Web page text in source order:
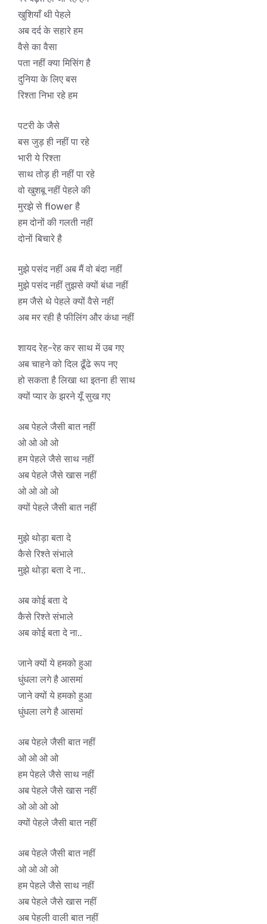
खुशियाँ थी पेहले
अब दर्द के सहारे हम
वैसे का वैसा
पता नहीं क्या मिसिंग है
दुनिया के लिए बस
रिश्ता निभा रहे हम
पटरी के जैसे
बस जुड़ ही नहीं पा रहे
भारी ये रिश्ता
साथ तोड़ ही नहीं पा रहे
वो खुशबू नहीं पेहले की
मुरझे से flower है
हम दोनों की गलती नहीं
दोनों बिचारे है
मुझे पसंद नहीं अब मैं वो बंदा नहीं
मुझे पसंद नहीं तुझसे क्यों बंधा नहीं
हम जैसे थे पेहले क्यों वैसे नहीं
अब मर रही है फीलिंग और कंधा नहीं
शायद रेह-रेह कर साथ में उब गए
अब चाहने को दिल ढूँढे रूप नए
हो सकता है लिखा था इतना ही साथ
क्यों प्यार के झरने यूँ सुख गए
अब पेहले जैसी बात नहीं
ओ ओ ओ ओ
हम पेहले जैसे साथ नहीं
अब पेहले जैसे खास नहीं
ओ ओ ओ ओ
क्यों पेहले जैसी बात नहीं
मुझे थोड़ा बता दे
कैसे रिश्ते संभाले
मुझे थोड़ा बता दे ना..
अब कोई बता दे
कैसे रिश्ते संभाले
अब कोई बता दे ना..
जाने क्यों ये हमको हुआ
धुंधला लगे है आसमां
जाने क्यों ये हमको हुआ
धुंधला लगे है आसमां
अब पेहले जैसी बात नहीं
ओ ओ ओ ओ
हम पेहले जैसे साथ नहीं
अब पेहले जैसे खास नहीं
ओ ओ ओ ओ
क्यों पेहले जैसी बात नहीं
अब पेहले जैसी बात नहीं
ओ ओ ओ ओ
हम पेहले जैसे साथ नहीं
अब पेहले जैसे खास नहीं
अब पेहली वाली बात नहीं